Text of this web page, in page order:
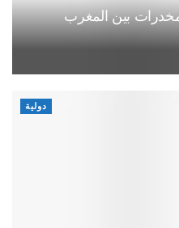
بين المغرب
دولية